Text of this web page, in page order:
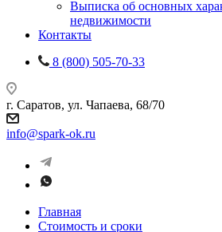
Выписка об основных
недвижимости
Контакты
8 (800) 505-70-33
г. Саратов, ул. Чапаева, 68/70
info@spark-ok.ru
Главная
Стоимость и сроки